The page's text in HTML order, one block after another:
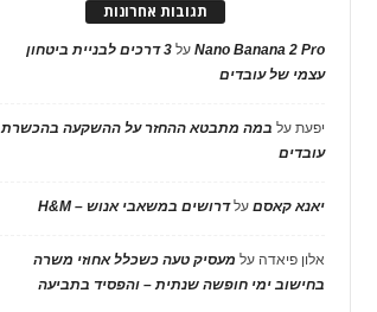
תגובות אחרונות
Nano Banana 2 Proעל
3 דרכים לבניית ביטחון
עצמי של עובדים
יפעתעל במה מתבטא ההחזר על ההשקעה בהכשרת
עובדים
יאנא קאסםעלדרושים במשאבי אנוש – H&M
אלון פיאדה על מעסיק טעה כשכלל אחוזי משרה
בחישוב ימי חופשה שנתית – והפסיד בתביעה